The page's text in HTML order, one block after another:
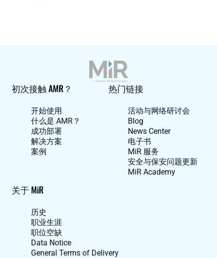
初次接触 AMR？
开始使用
什么是 AMR？
成功部署
解决方案
案例
热门链接
活动与网络研讨会
Blog
News Center
电子书
MiR 服务
安全与保安问题更新
MiR Academy
关于 MiR
历史
职业生涯
职位空缺
Data Notice
General Terms of Delivery